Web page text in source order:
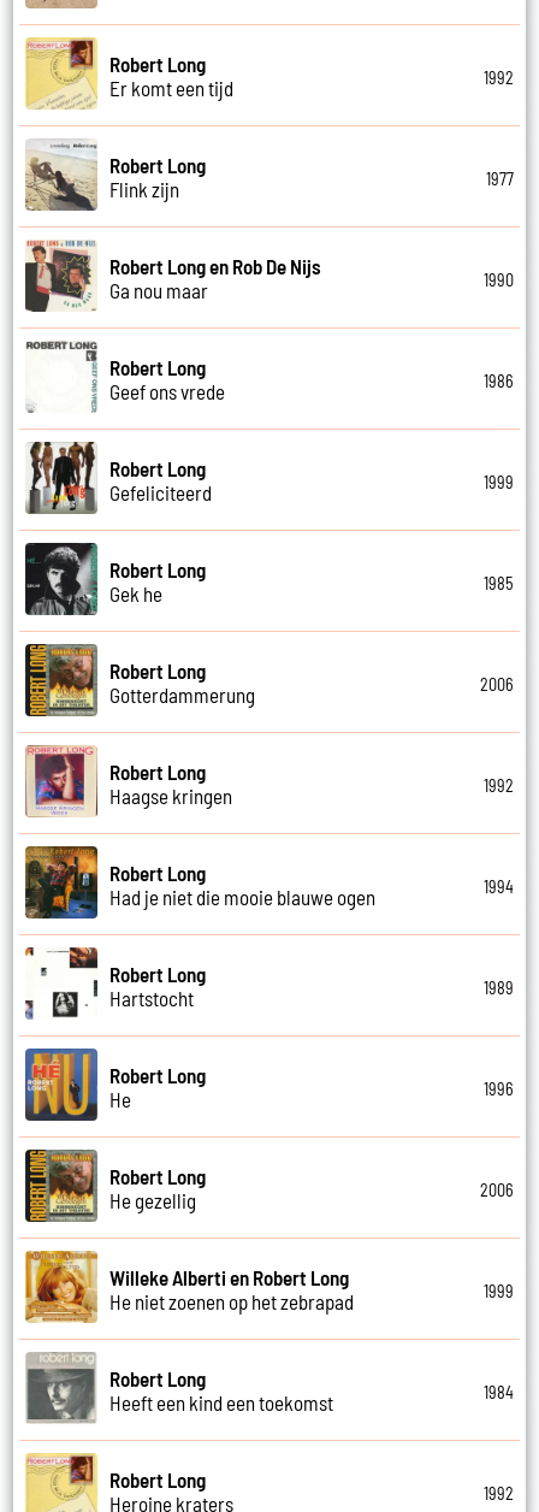
Robert Long
Er komt een tijd
1992
Robert Long
Flink zijn
1977
Robert Long en Rob De Nijs
Ga nou maar
1990
Robert Long
Geef ons vrede
1986
Robert Long
Gefeliciteerd
1999
Robert Long
Gek he
1985
Robert Long
Gotterdammerung
2006
Robert Long
Haagse kringen
1992
Robert Long
Had je niet die mooie blauwe ogen
1994
Robert Long
Hartstocht
1989
Robert Long
He
1996
Robert Long
He gezellig
2006
Willeke Alberti en Robert Long
He niet zoenen op het zebrapad
1999
Robert Long
Heeft een kind een toekomst
1984
Robert Long
Heroine kraters
1992